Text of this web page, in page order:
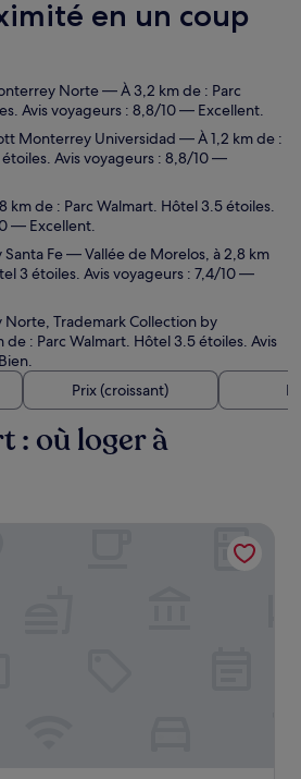
en un coup
Norte— À 3,2 km de : Parc
Avis voyageurs : 8,8/10 — Excellent.
Monterrey Universidad — À 1,2 km de :
Avis voyageurs : 8,8/10 —
km de : Parc Walmart. Hôtel 3.5 étoiles.
— Excellent.
Fe— Vallée de Morelos, à 2,8 km
3 étoiles. Avis voyageurs : 7,4/10 —
Trademark Collection by
: Parc Walmart. Hôtel 3.5 étoiles. Avis
Prix (croissant)
: où loger à